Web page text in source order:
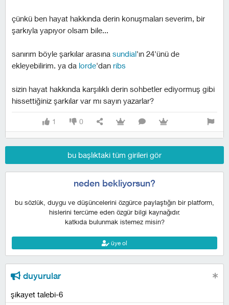
çünkü ben hayat hakkında derin konuşmaları severim, bir
şarkıyla yapıyor olsam bile...
sanırım böyle şarkılar arasına sundial'ın 24'ünü de
ekleyebilirim. ya da lorde'dan ribs
sizin hayat hakkında karşılıklı derin sohbetler ediyormuş gibi
hissettiğiniz şarkılar var mı sayın yazarlar?
1 0
bu başlıktaki tüm girileri gör
neden bekliyorsun?
bu sözlük, duygu ve düşüncelerini özgürce paylaştığın bir platform,
hislerini tercüme eden özgür bilgi kaynağıdır.
katkıda bulunmak istemez misin?
üye ol
duyurular
şikayet talebi-6